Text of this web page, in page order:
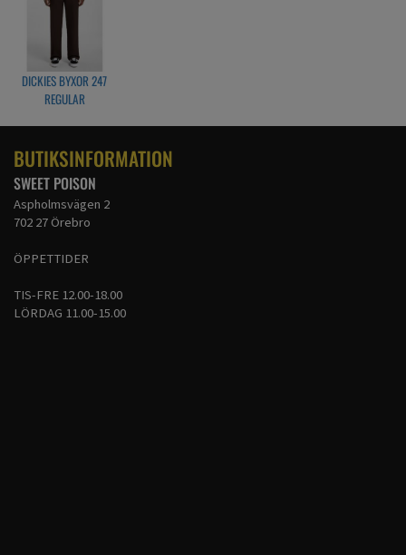
DICKIES BYXOR 247
REGULAR
BUTIKSINFORMATION
SWEET POISON
Aspholmsvägen 2
702 27 Örebro
ÖPPETTIDER
TIS-FRE 12.00-18.00
LÖRDAG 11.00-15.00